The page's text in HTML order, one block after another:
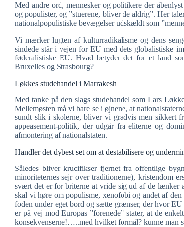
Med andre ord, mennesker og politikere der
og populister, og ”stuerene, bliver de aldrig”. Her
nationalpopulistiske bevægelser udskældt som
Vi mærker lugten af kulturradikalisme og dens
sindede står i vejen for EU med dets globalistiske
føderalistiske EU. Hvad betyder det for et land
Bruxelles og Strasbourg?
Løkkes studehandel i Marrakesh
Med tanke på den slags studehandel som Lars
Mellemøsten må vi bare se i øjnene, at
sundt slik i skolerne, bliver vi gradvis men sikkert
appeasement-politik, der udgår fra eliterne og
afmontering af nationalstaten.
Handler det dybest set om at destabilisere og
Således bliver krucifikser fjernet fra offentlige
minoriteternes sejr over traditionerne), kristendom
svært det er for briterne at vride sig ud af de lænker
skal vi høre om populisme, xenofobi og andet af
foden under eget bord og sætte grænser, der hvor
er på vej mod Europas ”forenede” stater, at de
konsekvenserne!…..med hvilket formål? kunne man